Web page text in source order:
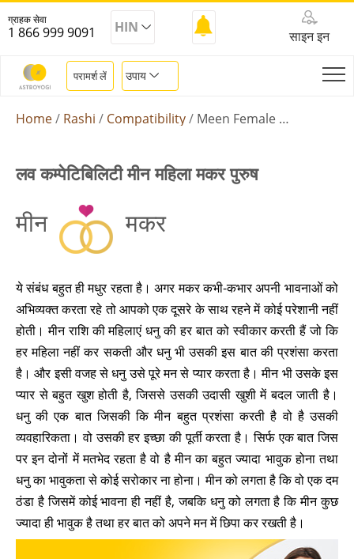
ग्राहक सेवा
1 866 999 9091 HIN
साइन इन
परामर्श लें उपाय
Home Rashi Compatibility Meen Female Makar Male
लव कम्पेटिबिलिटी मीन महिला मकर पुरुष
मीन मकर
ये संबंध बहुत ही मधुर रहता है। अगर मकर कभी-कभार अपनी भावनाओं को
अभिव्यक्त करता रहे तो आपको एक दूसरे के साथ रहने में कोई परेशानी नहीं
होती। मीन राशि की महिलाएं धनु की हर बात को स्वीकार करती हैं जो कि
हर महिला नहीं कर सकती और धनु भी उसकी इस बात की प्रशंसा करता
है। और इसी वजह से धनु उसे पूरे मन से प्यार करता है। मीन भी उसके इस
प्यार से बहुत खुश होती है, जिससे उसकी उदासी खुशी में बदल जाती है।
धनु की एक बात जिसकी कि मीन बहुत प्रशंसा करती है वो है उसकी
व्यवहारिकता। वो उसकी हर इच्छा की पूर्ती करता है। सिर्फ एक बात जिस
पर इन दोनों में मतभेद रहता है वो है मीन का बहुत ज्यादा भावुक होना तथा
धनु का भावुकता से कोई सरोकार ना होना। मीन को लगता है कि वो एक दम
ठंडा है जिसमें कोई भावना ही नहीं है, जबकि धनु को लगता है कि मीन कुछ
ज्यादा ही भावुक है तथा हर बात को अपने मन में छिपा कर रखती है।